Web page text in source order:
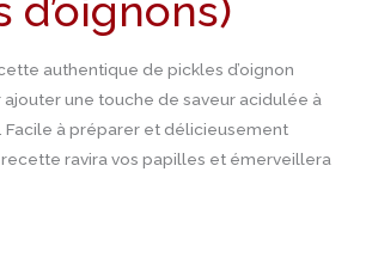
d’oignons)
authentique de pickles d’oignon
une touche de saveur acidulée à
Facile à préparer et délicieusement
ravira vos papilles et émerveillera